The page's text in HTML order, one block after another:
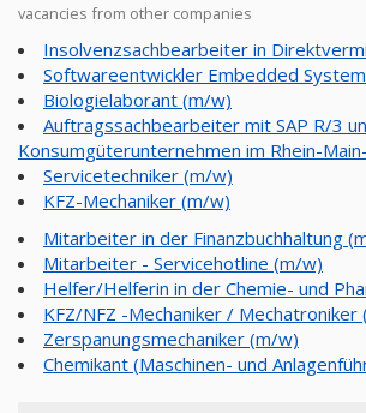
vacancies from other companies
Insolvenzsachbearbeiter in
Softwareentwickler Embedded
Biologielaborant (m/w)
Auftragssachbearbeiter mit SAP R/3
Konsumgüterunternehmen im Rhein-
Servicetechniker (m/w)
KFZ-Mechaniker (m/w)
Mitarbeiter in der Finanzbuchhaltung
Mitarbeiter - Servicehotline (m/w)
Helfer/Helferin in der Chemie- und
KFZ/NFZ -Mechaniker / Mechatroniker
Zerspanungsmechaniker (m/w)
Chemikant (Maschinen- und